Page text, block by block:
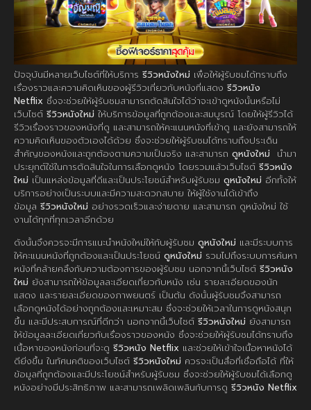
ปัจจุบันมีหลายเว็บไซต์ที่ให้บริการ รีวิวหนังใหม่ เพื่อให้ผู้รับชมได้ทราบถึง
เรื่องราวและความคิดเห็นของผู้รีวิวเกี่ยวกับหนังที่แสดง รีวิวหนัง
Netflix ซึ่งจะช่วยให้ผู้รับชมสามารถตัดสินใจได้ว่าจะเข้าดูหนังนั้นหรือไม่
เว็บไซต์ รีวิวหนังใหม่ ให้บริการข้อมูลที่ถูกต้องและสมบูรณ์ โดยให้ผู้รีวิวได้
รีวิวเรื่องราวของหนังที่ดู และสามารถให้คะแนนหนังที่เข้าดู และยังสามารถให้
ความคิดเห็นของตัวเองได้ด้วย ซึ่งจะช่วยให้ผู้รับชมได้ทราบถึงประเด็น
สำคัญของหนังและถูกต้องตามความเป็นจริง และสามารถ ดูหนังใหม่ นำมา
ประยุกต์ใช้ในการตัดสินใจในการเลือกดูหนัง โดยรวมแล้วเว็บไซต์ รีวิวหนัง
ใหม่ เป็นแหล่งข้อมูลที่ดีและเป็นประโยชน์สำหรับผู้รับชม ดูหนังใหม่ อีกทั้งให้
บริการอย่างเป็นระบบและมีความสะดวกสบาย ให้ผู้ใช้งานได้เข้าถึง
ข้อมูล รีวิวหนังใหม่ อย่างรวดเร็วและง่ายดาย และสามารถ ดูหนังใหม่ ใช้
งานได้ทุกที่ทุกเวลาอีกด้วย
ดังนั้นจึงควรจะมีการแนะนำหนังใหม่ให้กับผู้รับชม ดูหนังใหม่ และมีระบบการ
ให้คะแนนหนังที่ถูกต้องและเป็นประโยชน์ ดูหนังใหม่ รวมไปถึงระบบการค้นหา
หนังที่คล้ายคลึงกับความต้องการของผู้รับชม นอกจากนี้เว็บไซต์ รีวิวหนัง
ใหม่ ยังสามารถให้ข้อมูลละเอียดเกี่ยวกับหนัง เช่น รายละเอียดของนัก
แสดง และรายละเอียดของภาพยนตร์ เป็นต้น ดังนั้นผู้รับชมจึงสามารถ
เลือกดูหนังได้อย่างถูกต้องและเหมาะสม ซึ่งจะช่วยให้เวลาในการดูหนังสนุก
ขึ้น และมีประสบการณ์ที่ดีกว่า นอกจากนี้เว็บไซต์ รีวิวหนังใหม่ ยังสามารถ
ให้ข้อมูลละเอียดเกี่ยวกับเรื่องราวของหนัง ซึ่งจะช่วยให้ผู้รับชมได้ทราบถึง
เนื้อหาของหนังก่อนที่จะดู รีวิวหนัง Netflix และช่วยให้เข้าใจเนื้อหาหนังได้
ดียิ่งขึ้น ในทัศนคติของเว็บไซต์ รีวิวหนังใหม่ ควรจะเป็นสื่อที่เชื่อถือได้ ที่ให้
ข้อมูลที่ถูกต้องและมีประโยชน์สำหรับผู้รับชม ซึ่งจะช่วยให้ผู้รับชมได้เลือกดู
หนังอย่างมีประสิทธิภาพ และสามารถเพลิดเพลินกับการดู รีวิวหนัง Netflix